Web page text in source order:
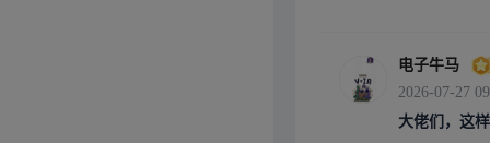
电子牛马
2026-07-27
大佬们，这